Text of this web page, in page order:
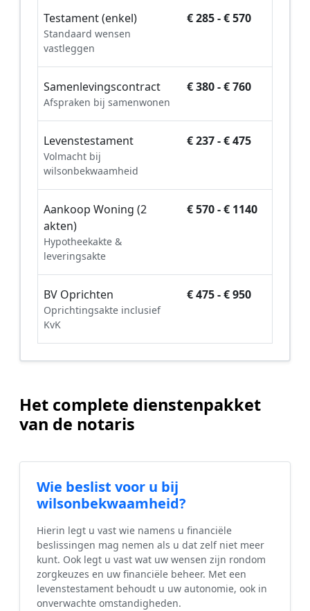
Testament (enkel)
Standaard wensen
vastleggen
€ 285 - € 570
Samenlevingscontract
Afspraken bij samenwonen
€ 380 - € 760
Levenstestament
Volmacht bij
wilsonbekwaamheid
€ 237 - € 475
Aankoop Woning (2
akten)
Hypotheekakte &
leveringsakte
€ 570 - € 1140
BV Oprichten
Oprichtingsakte inclusief
KvK
€ 475 - € 950
Het complete dienstenpakket
van de notaris
Wie beslist voor u bij
wilsonbekwaamheid?
Hierin legt u vast wie namens u financiële
beslissingen mag nemen als u dat zelf niet meer
kunt. Ook legt u vast wat uw wensen zijn rondom
zorgkeuzes en uw financiële beheer. Met een
levenstestament behoudt u uw autonomie, ook in
onverwachte omstandigheden.